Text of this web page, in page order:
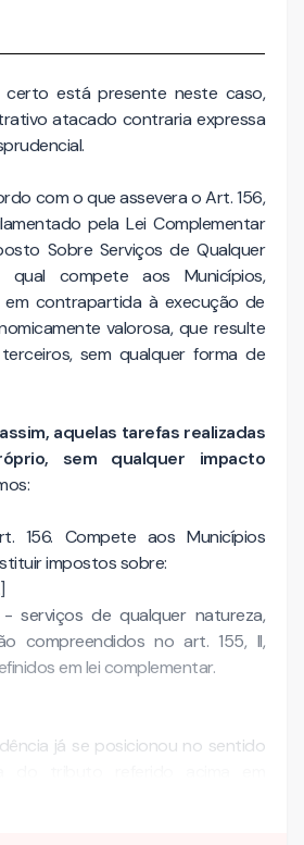
está presente neste caso,
atacado contraria expressa
com o que assevera o Art. 156,
pela Lei Complementar
Sobre Serviços de Qualquer
qual compete aos Municípios,
em contrapartida à execução de
valorosa, que resulte
sem qualquer forma de
aquelas tarefas realizadas
sem qualquer impacto
156. Compete aos Municípios
impostos sobre:
- serviços de qualquer natureza,
compreendidos no art. 155, II,
em lei complementar.
já se posicionou no sentido